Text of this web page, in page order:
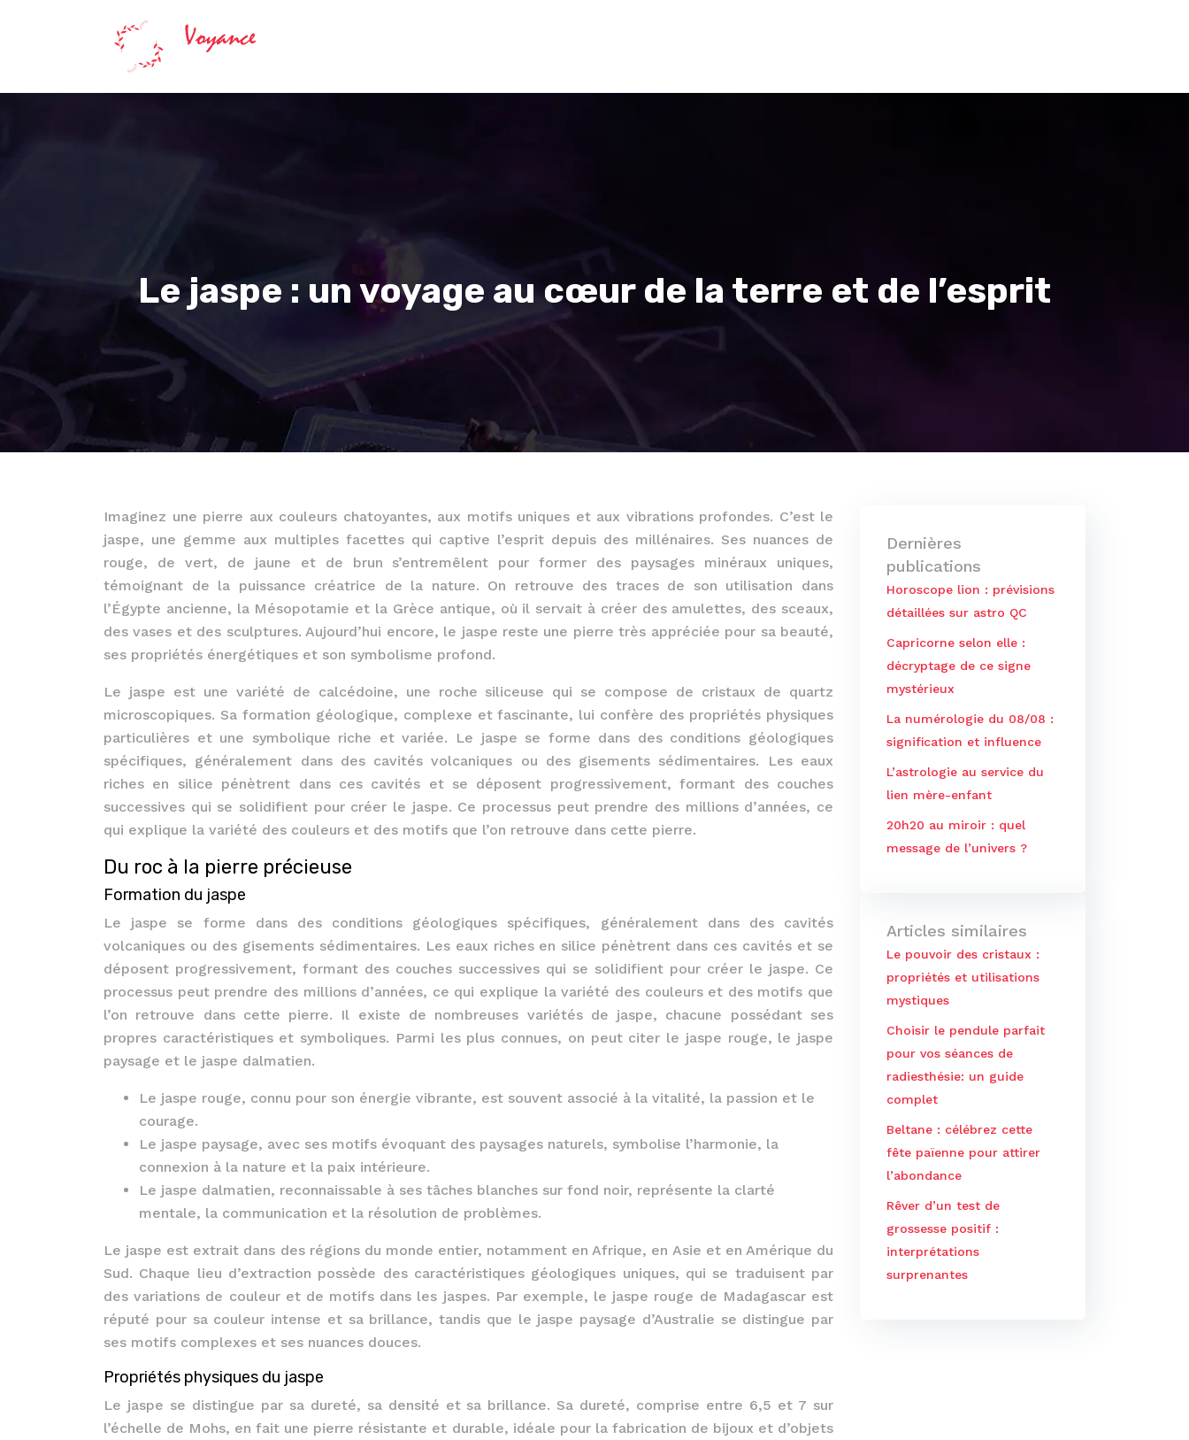
Le jaspe : un voyage au cœur de la terre et de l’esprit
Imaginez une pierre aux couleurs chatoyantes, aux motifs uniques et aux vibrations profondes. C’est le
jaspe, une gemme aux multiples facettes qui captive l’esprit depuis des millénaires. Ses nuances de
rouge, de vert, de jaune et de brun s’entremêlent pour former des paysages minéraux uniques,
témoignant de la puissance créatrice de la nature. On retrouve des traces de son utilisation dans
l’Égypte ancienne, la Mésopotamie et la Grèce antique, où il servait à créer des amulettes, des sceaux,
des vases et des sculptures. Aujourd’hui encore, le jaspe reste une pierre très appréciée pour sa beauté,
ses propriétés énergétiques et son symbolisme profond.
Le jaspe est une variété de calcédoine, une roche siliceuse qui se compose de cristaux de quartz
microscopiques. Sa formation géologique, complexe et fascinante, lui confère des propriétés physiques
particulières et une symbolique riche et variée. Le jaspe se forme dans des conditions géologiques
spécifiques, généralement dans des cavités volcaniques ou des gisements sédimentaires. Les eaux
riches en silice pénètrent dans ces cavités et se déposent progressivement, formant des couches
successives qui se solidifient pour créer le jaspe. Ce processus peut prendre des millions d’années, ce
qui explique la variété des couleurs et des motifs que l’on retrouve dans cette pierre.
Du roc à la pierre précieuse
Formation du jaspe
Le jaspe se forme dans des conditions géologiques spécifiques, généralement dans des cavités
volcaniques ou des gisements sédimentaires. Les eaux riches en silice pénètrent dans ces cavités et se
déposent progressivement, formant des couches successives qui se solidifient pour créer le jaspe. Ce
processus peut prendre des millions d’années, ce qui explique la variété des couleurs et des motifs que
l’on retrouve dans cette pierre. Il existe de nombreuses variétés de jaspe, chacune possédant ses
propres caractéristiques et symboliques. Parmi les plus connues, on peut citer le jaspe rouge, le jaspe
paysage et le jaspe dalmatien.
Le jaspe rouge, connu pour son énergie vibrante, est souvent associé à la vitalité, la passion et le
courage.
Le jaspe paysage, avec ses motifs évoquant des paysages naturels, symbolise l’harmonie, la
connexion à la nature et la paix intérieure.
Le jaspe dalmatien, reconnaissable à ses tâches blanches sur fond noir, représente la clarté
mentale, la communication et la résolution de problèmes.
Le jaspe est extrait dans des régions du monde entier, notamment en Afrique, en Asie et en Amérique du
Sud. Chaque lieu d’extraction possède des caractéristiques géologiques uniques, qui se traduisent par
des variations de couleur et de motifs dans les jaspes. Par exemple, le jaspe rouge de Madagascar est
réputé pour sa couleur intense et sa brillance, tandis que le jaspe paysage d’Australie se distingue par
ses motifs complexes et ses nuances douces.
Propriétés physiques du jaspe
Le jaspe se distingue par sa dureté, sa densité et sa brillance. Sa dureté, comprise entre 6,5 et 7 sur
l’échelle de Mohs, en fait une pierre résistante et durable, idéale pour la fabrication de bijoux et d’objets
Dernières
publications
Horoscope lion : prévisions
détaillées sur astro QC
Capricorne selon elle :
décryptage de ce signe
mystérieux
La numérologie du 08/08 :
signification et influence
L’astrologie au service du
lien mère-enfant
20h20 au miroir : quel
message de l’univers ?
Articles similaires
Le pouvoir des cristaux :
propriétés et utilisations
mystiques
Choisir le pendule parfait
pour vos séances de
radiesthésie: un guide
complet
Beltane : célébrez cette
fête païenne pour attirer
l’abondance
Rêver d’un test de
grossesse positif :
interprétations
surprenantes